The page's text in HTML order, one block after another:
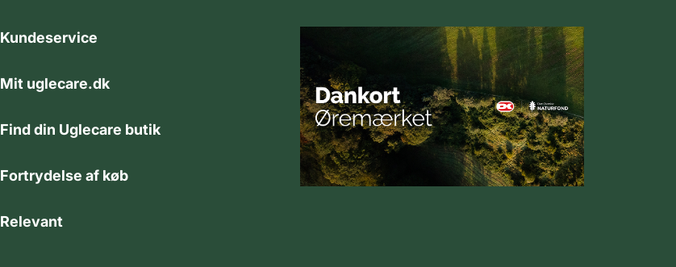
Kundeservice
Mit uglecare.dk
Find din Uglecare butik
Fortrydelse af køb
Relevant